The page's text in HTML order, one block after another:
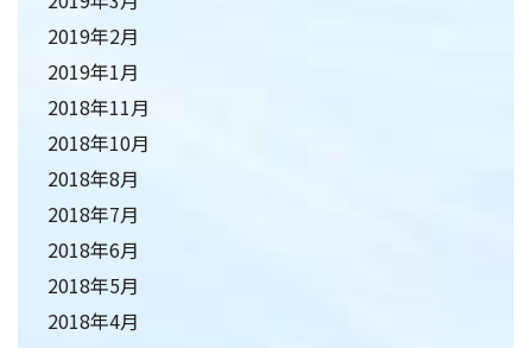
2019年2月
2019年1月
2018年11月
2018年10月
2018年8月
2018年7月
2018年6月
2018年5月
2018年4月